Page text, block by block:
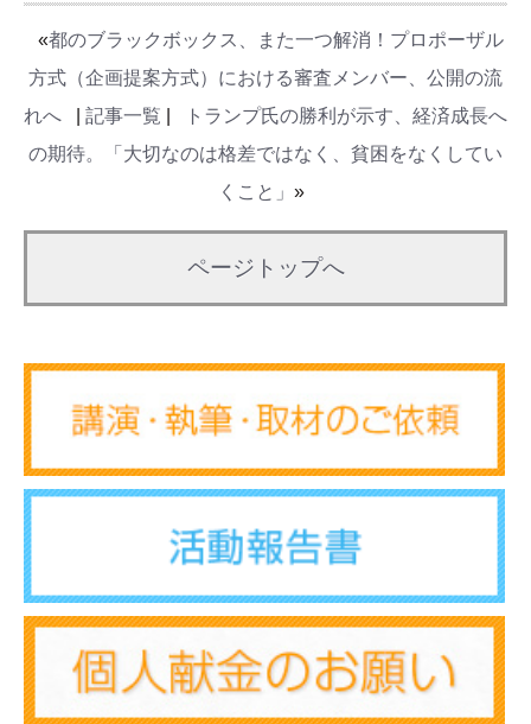
«都のブラックボックス、また一つ解消！プロポーザル
方式（企画提案方式）における審査メンバー、公開の流
れへ
記事一覧
トランプ氏の勝利が示す、経済成長へ
の期待。「大切なのは格差ではなく、貧困をなくしてい
くこと」 »
ページトップへ